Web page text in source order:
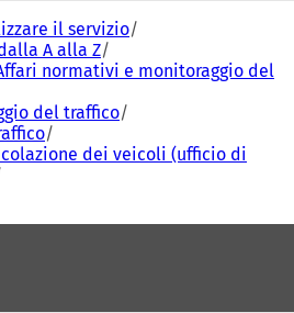
il servizio
A alla Z
normativi e monitoraggio del
del traffico
dei veicoli (ufficio di